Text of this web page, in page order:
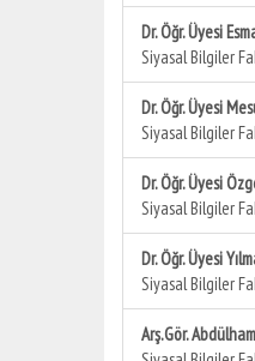
Dr. Öğr. Üyesi
Siyasal Bilgiler
Dr. Öğr. Üyesi
Siyasal Bilgiler
Dr. Öğr. Üyesi
Siyasal Bilgiler
Dr. Öğr. Üyesi
Siyasal Bilgiler
Arş.Gör.